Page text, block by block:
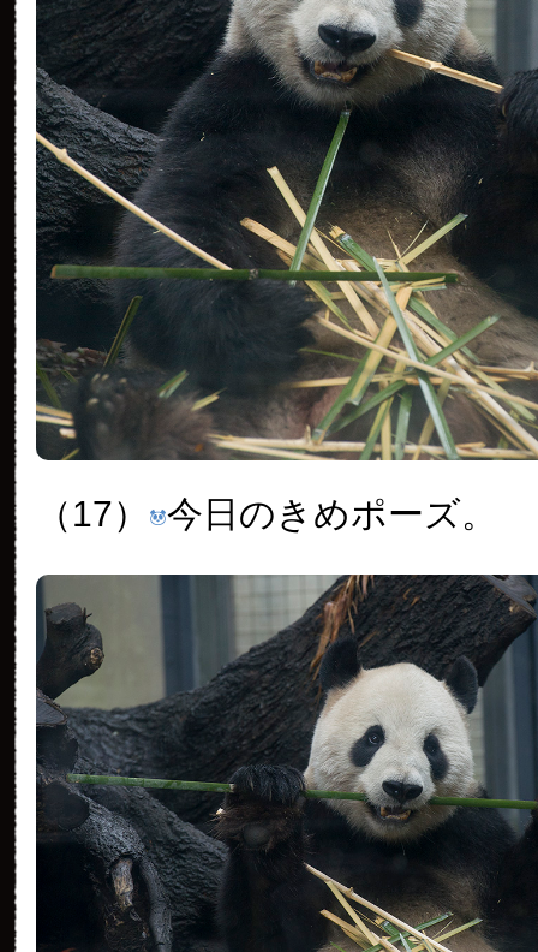
（17） 今日のきめポーズ。